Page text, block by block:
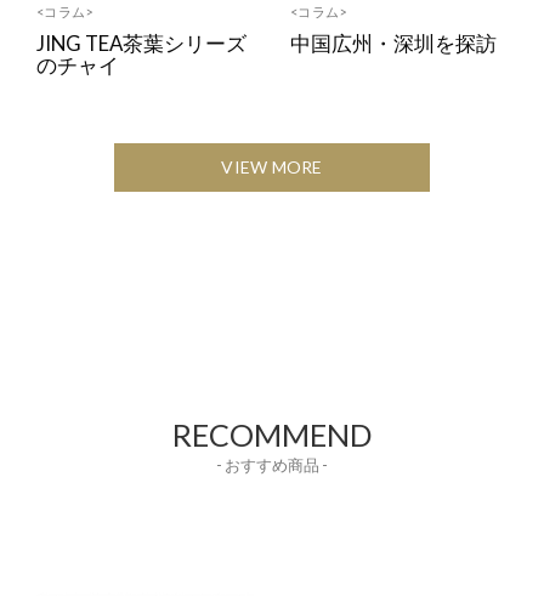
<コラム>
JING TEA茶葉シリーズ
のチャイ
<コラム>
中国広州・深圳を探訪
VIEW MORE
RECOMMEND
- おすすめ商品 -